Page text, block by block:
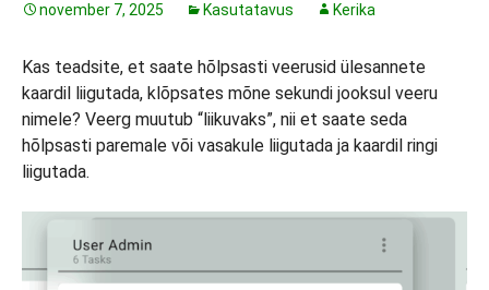
november 7, 2025 Kasutatavus Kerika
Kas teadsite, et saate hõlpsasti veerusid ülesannete
kaardil liigutada, klõpsates mõne sekundi jooksul veeru
nimele? Veerg muutub “liikuvaks”, nii et saate seda
hõlpsasti paremale või vasakule liigutada ja kaardil ringi
liigutada.